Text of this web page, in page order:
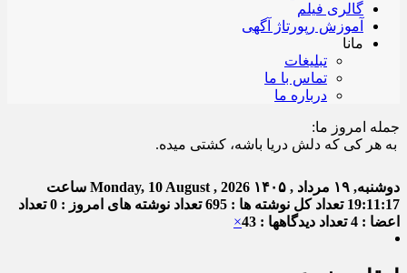
گالری فیلم
آموزش رپورتاژ آگهی
مانا
تبلیغات
تماس با ما
درباره ما
جمله امروز ما:
کی که دلش دریا باشه، کشتی میده.
دوشنبه, ۱۹ مرداد , ۱۴۰۵ Monday, 10 August , 2026 ساعت
19:11:17 تعداد کل نوشته ها : 695 تعداد نوشته های امروز : 0
تعداد
اعضا : 4
تعداد دیدگاهها : 43 ×